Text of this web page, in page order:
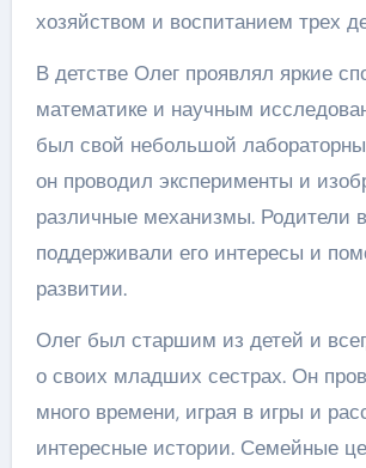
хозяйством и воспитанием трех
В детстве Олег проявлял яркие
математике и научным
был свой небольшой
он проводил эксперименты и
различные механизмы. Родители
поддерживали его интересы и
развитии.
Олег был старшим из детей и
о своих младших сестрах. Он
много времени, играя в игры и
интересные истории. Семейные